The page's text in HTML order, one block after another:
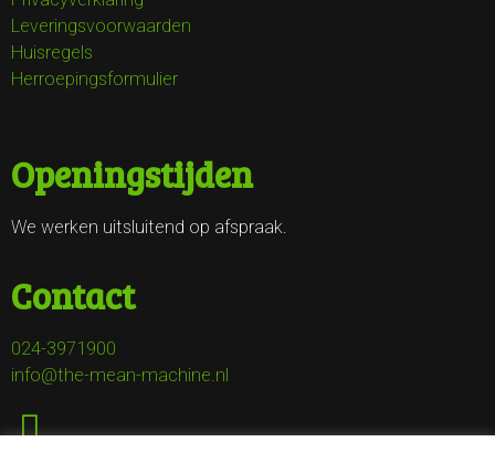
Leveringsvoorwaarden
Huisregels
Herroepingsformulier
Openingstijden
We werken uitsluitend op afspraak.
Contact
024-3971900
info@the-mean-machine.nl